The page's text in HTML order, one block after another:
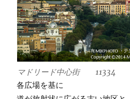
マドリード中心街 11334
各広場を基に